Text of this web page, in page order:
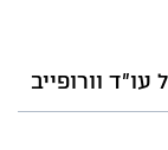
וורופייב